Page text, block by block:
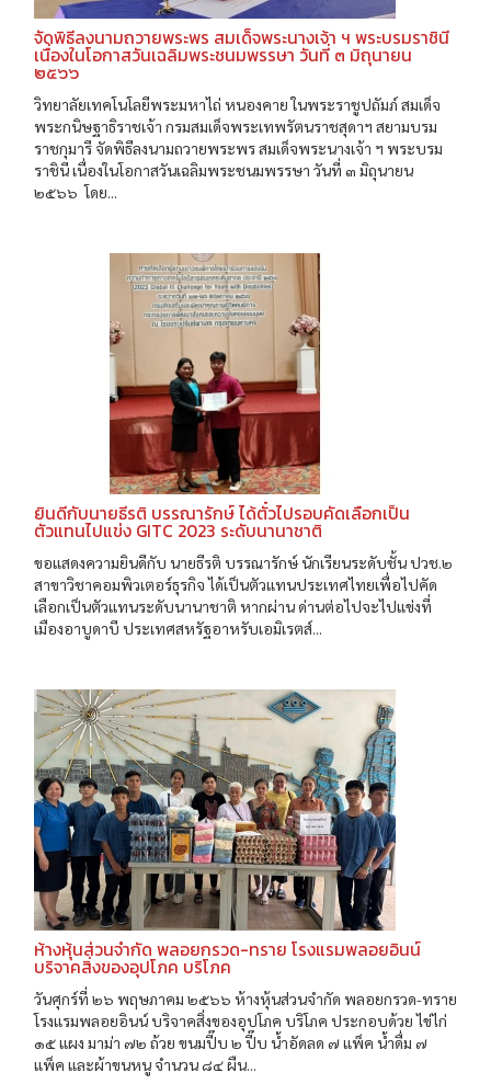
จัดพิธีลงนามถวายพระพร สมเด็จพระนางเจ้า ฯ พระบรมราชินี
เนื่องในโอกาสวันเฉลิมพระชนมพรรษา วันที่ ๓ มิถุนายน
๒๕๖๖
วิทยาลัยเทคโนโลยีพระมหาไถ่ หนองคาย ในพระราชูปถัมภ์ สมเด็จ
พระกนิษฐาธิราชเจ้า กรมสมเด็จพระเทพรัตนราชสุดาฯ สยามบรม
ราชกุมารี จัดพิธีลงนามถวายพระพร สมเด็จพระนางเจ้า ฯ พระบรม
ราชินี เนื่องในโอกาสวันเฉลิมพระชนมพรรษา วันที่ ๓ มิถุนายน
๒๕๖๖ โดย...
ยินดีกับนายธีรติ บรรณารักษ์ ได้ตั๋วไปรอบคัดเลือกเป็น
ตัวแทนไปแข่ง GITC 2023 ระดับนานาชาติ
ขอแสดงความยินดีกับ นายธีรติ บรรณารักษ์ นักเรียนระดับชั้น ปวช.๒
สาขาวิชาคอมพิวเตอร์ธุรกิจ ได้เป็นตัวแทนประเทศไทยเพื่อไปคัด
เลือกเป็นตัวแทนระดับนานาชาติ หากผ่าน ด่านต่อไปจะไปแข่งที่
เมืองอาบูดาบี ประเทศสหรัฐอาหรับเอมิเรตส์...
ห้างหุ้นส่วนจำกัด พลอยกรวด-ทราย โรงแรมพลอยอินน์
บริจาคสิ่งของอุปโภค บริโภค
วันศุกร์ที่ ๒๖ พฤษภาคม ๒๕๖๖ ห้างหุ้นส่วนจำกัด พลอยกรวด-ทราย
โรงแรมพลอยอินน์ บริจาคสิ่งของอุปโภค บริโภค ประกอบด้วย ไข่ไก่
๑๕ แผง มาม่า ๗๒ ถ้วย ขนมปี๊บ ๒ ปี๊บ น้ำอัดลด ๗ แพ็ค น้ำดื่ม ๗
แพ็ค และผ้าขนหนู จำนวน ๘๔ ผืน...